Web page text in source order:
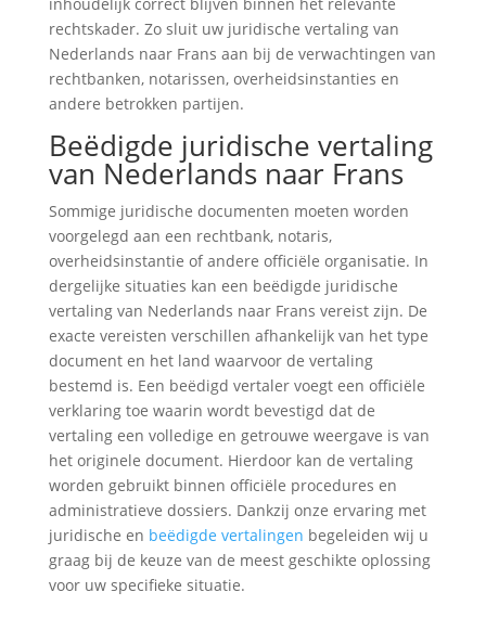
rechtskader. Zo sluit uw juridische vertaling van
Nederlands naar Frans aan bij de verwachtingen van
rechtbanken, notarissen, overheidsinstanties en
andere betrokken partijen.
Beëdigde juridische vertaling
van Nederlands naar Frans
Sommige juridische documenten moeten worden
voorgelegd aan een rechtbank, notaris,
overheidsinstantie of andere officiële organisatie. In
dergelijke situaties kan een beëdigde juridische
vertaling van Nederlands naar Frans vereist zijn. De
exacte vereisten verschillen afhankelijk van het type
document en het land waarvoor de vertaling
bestemd is. Een beëdigd vertaler voegt een officiële
verklaring toe waarin wordt bevestigd dat de
vertaling een volledige en getrouwe weergave is van
het originele document. Hierdoor kan de vertaling
worden gebruikt binnen officiële procedures en
administratieve dossiers. Dankzij onze ervaring met
juridische en beëdigde vertalingen begeleiden wij u
graag bij de keuze van de meest geschikte oplossing
voor uw specifieke situatie.